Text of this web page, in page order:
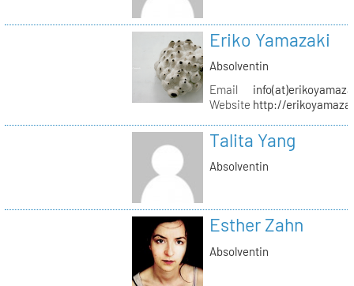
Eriko Yamazaki
Absolventin
Email
Website http://
Talita Yang
Absolventin
Esther Zahn
Absolventin